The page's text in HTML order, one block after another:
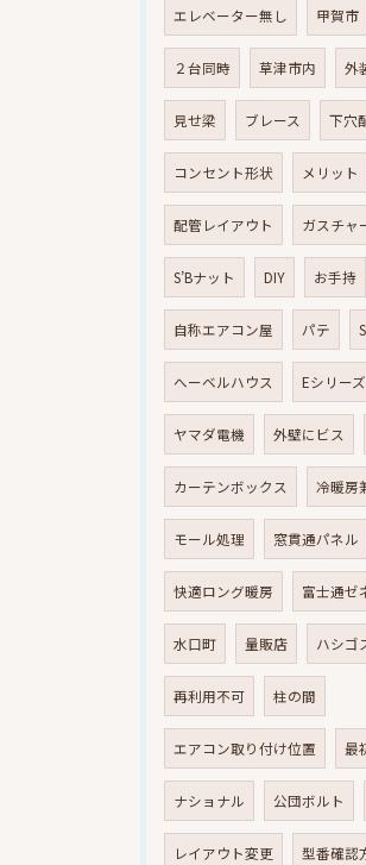
エレベーター無し 甲賀市
２台同時 草津市内 外
見せ梁 ブレース 下穴
コンセント形状 メリット
配管レイアウト ガスチャ
S’Bナット DIY お手持
自称エアコン屋 パテ
へーベルハウス Eシリーズ
ヤマダ電機 外壁にビス
カーテンボックス 冷暖房
モール処理 窓貫通パネル
快適ロング暖房 富士通ゼ
水口町 量販店 ハシゴ
再利用不可 柱の間
エアコン取り付け位置 最
ナショナル 公団ボルト
レイアウト変更 型番確認